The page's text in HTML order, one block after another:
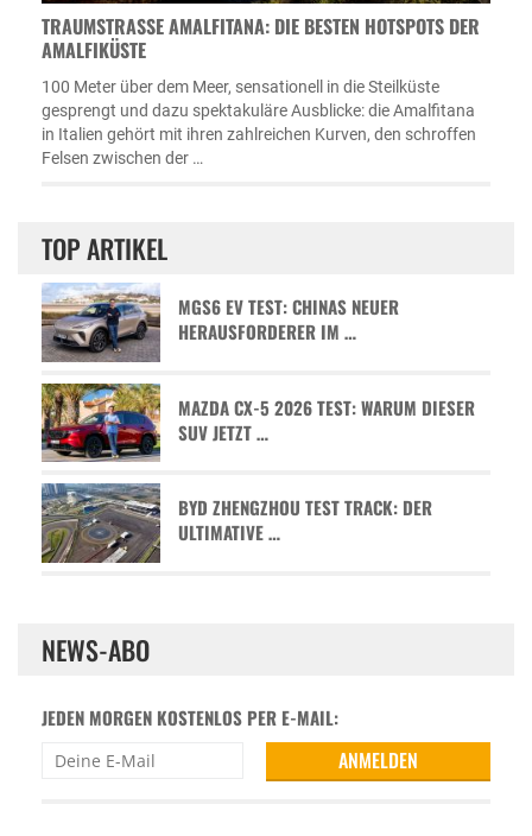
TRAUMSTRASSE AMALFITANA: DIE BESTEN HOTSPOTS DER A
MALFIKÜSTE
100 Meter über dem Meer, sensationell in die Steilküste
gesprengt und dazu spektakuläre Ausblicke: die Amalfitana
in Italien gehört mit ihren zahlreichen Kurven, den schroffen
Felsen zwischen der …
TOP ARTIKEL
MGS6 EV TEST: CHINAS NEUER
HERAUSFORDERER IM …
MAZDA CX-5 2026 TEST: WARUM DIESER
SUV JETZT …
BYD ZHENGZHOU TEST TRACK: DER
ULTIMATIVE …
NEWS-ABO
JEDEN MORGEN KOSTENLOS PER E-MAIL: